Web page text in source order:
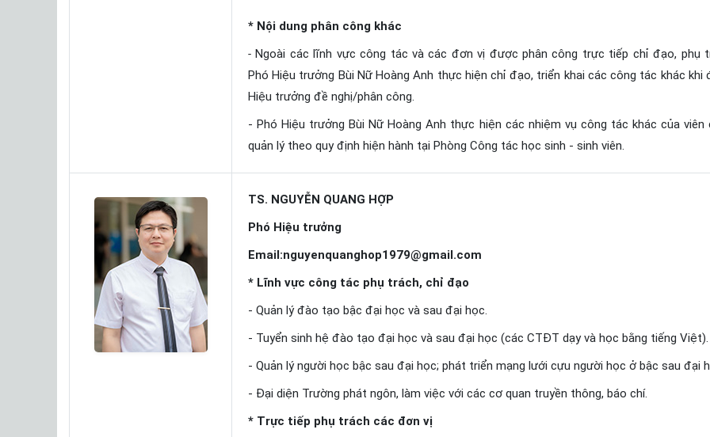
* Nội dung phân công khác
-Ngoài các lĩnh vực công tác và các đơn vị được phân công trực tiếp chỉ đạo, phụ
Phó Hiệu trưởng Bùi Nữ Hoàng Anh thực hiện chỉ đạo, triển khai các công tác khác khi
Hiệu trưởng đề nghị/phân công.
- Phó Hiệu trưởng Bùi Nữ Hoàng Anh thực hiện các nhiệm vụ công tác khác của viên
quản lý theo quy định hiện hành tại Phòng Công tác học sinh - sinh viên.
TS. NGUYỄN QUANG HỢP
Phó Hiệu trưởng
Email:nguyenquanghop1979@gmail.com
* Lĩnh vực công tác phụ trách, chỉ đạo
- Quản lý đào tạo bậc đại học và sau đại học.
- Tuyển sinh hệ đào tạo đại học và sau đại học (các CTĐT dạy và học bằng tiếng Việt).
- Quản lý người học bậc sau đại học; phát triển mạng lưới cựu người học ở bậc sau đại
- Đại diện Trường phát ngôn, làm việc với các cơ quan truyền thông, báo chí.
* Trực tiếp phụ trách các đơn vị